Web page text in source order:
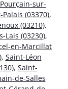
sur-
Palais (03370),
(03210),
Lais (03230),
en-Marcillat
, Saint-Léon
, Saint-
de-Salles